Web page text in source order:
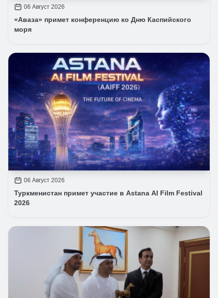
06 Август 2026
«Аваза» примет конференцию ко Дню Каспийского
моря
06 Август 2026
Туркменистан примет участие в Astana AI Film Festival
2026